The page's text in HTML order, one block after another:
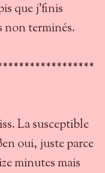
que j'finis
non terminés.
La susceptible
oui, juste parce
minutes mais